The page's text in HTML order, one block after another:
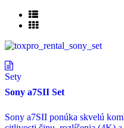
Sety
Sony a7SII Set
Sony a7SII ponúka skvelú